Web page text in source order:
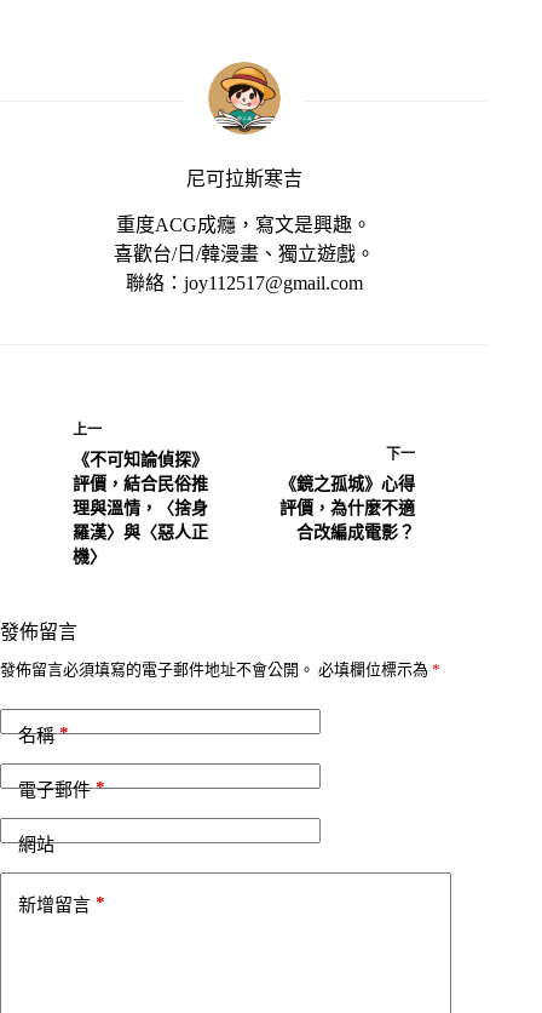
尼可拉斯寒吉
重度ACG成癮，寫文是興趣。
喜歡台/日/韓漫畫、獨立遊戲。
聯絡：joy112517@gmail.com
上一
《不可知論偵探》
評價，結合民俗推
理與溫情，〈捨身
羅漢〉與〈惡人正
機〉
下一
《鏡之孤城》心得
評價，為什麼不適
合改編成電影？
發佈留言
發佈留言必須填寫的電子郵件地址不會公開。 必填欄位標示為 *
名稱*
電子郵件*
網站
新增留言 *
A
t
e
t
i